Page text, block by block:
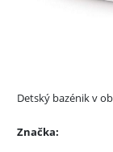
Detský bazénik v
Značka: